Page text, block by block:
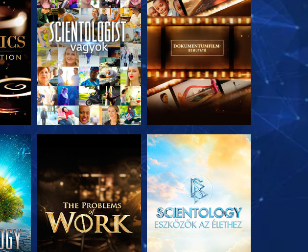
A SOROZAT RÉSZEI